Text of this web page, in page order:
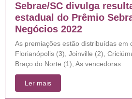
Sebrae/SC divulga
estadual do Prêmio
Negócios 2022
As premiações estão distribuídas em
Florianópolis (3), Joinville (2),
Braço do Norte (1); As vencedoras
Ler mais